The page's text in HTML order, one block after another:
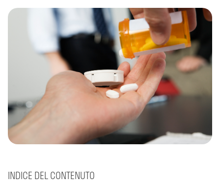
INDICE DEL CONTENUTO